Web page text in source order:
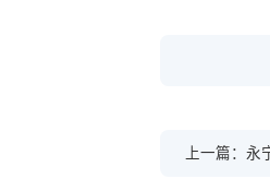
上一篇：永